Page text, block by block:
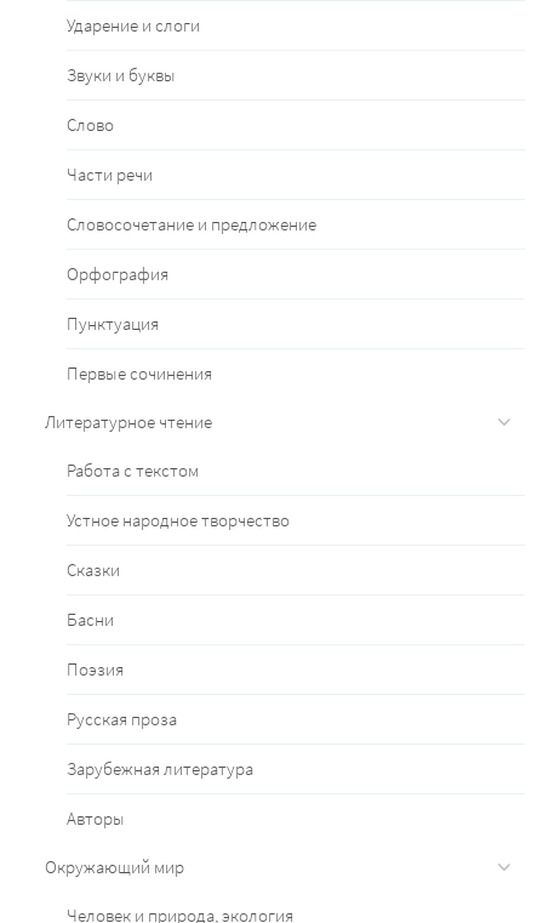
Ударение и слоги
Звуки и буквы
Слово
Части речи
Словосочетание и предложение
Орфография
Пунктуация
Первые сочинения
Литературное чтение
Работа с текстом
Устное народное творчество
Сказки
Басни
Поэзия
Русская проза
Зарубежная литература
Авторы
Окружающий мир
Человек и природа, экология